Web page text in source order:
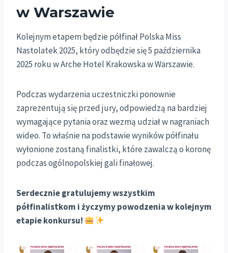
w Warszawie
Kolejnym etapem będzie półfinał Polska Miss
Nastolatek 2025, który odbędzie się 5 października
2025 roku w Arche Hotel Krakowska w Warszawie.
Podczas wydarzenia uczestniczki ponownie
zaprezentują się przed jury, odpowiedzą na bardziej
wymagające pytania oraz wezmą udział w nagraniach
wideo. To właśnie na podstawie wyników półfinału
wyłonione zostaną finalistki, które zawalczą o koronę
podczas ogólnopolskiej gali finałowej.
Serdecznie gratulujemy wszystkim
półfinalistkom i życzymy powodzenia w kolejnym
etapie konkursu!